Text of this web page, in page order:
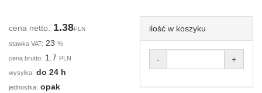
cena netto: 1.38PLN
stawka VAT: 23 %
cena brutto: 1.7 PLN
wysyłka: do 24 h
jednostka: opak
ilość w koszyku
- +